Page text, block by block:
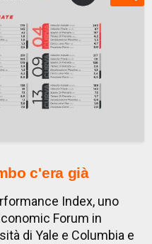
c'era già
Index, uno
Forum in
di Yale e Columbia e